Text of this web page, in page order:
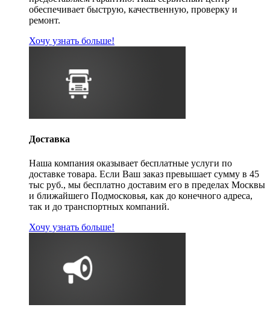
обеспечивает быструю, качественную, проверку и
ремонт.
Хочу узнать больше!
Доставка
Наша компания оказывает бесплатные услуги по
доставке товара. Если Ваш заказ превышает сумму в 45
тыс руб., мы бесплатно доставим его в пределах Москвы
и ближайшего Подмосковья, как до конечного адреса,
так и до транспортных компаний.
Хочу узнать больше!